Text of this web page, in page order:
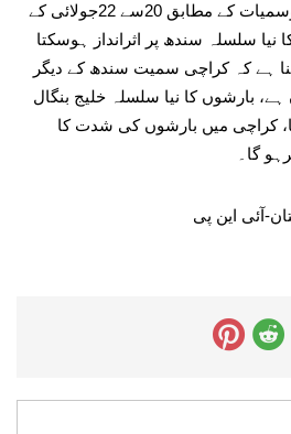
پیشگوئی کی ہے،محکمہ موسمیات کے مطابق 20سے 22جولائی کے
سلسلہ سندھ پر اثرانداز ہوسکتا
ہے کہ کراچی سمیت سندھ کے دیگر
بارشوں کا نیا سلسلہ خلیج بنگال
کراچی میں بارشوں کی شدت کا
گا۔
آئی این پی